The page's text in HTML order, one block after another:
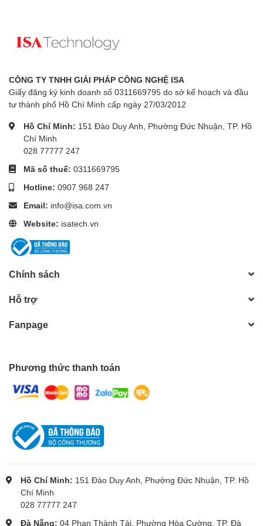
CÔNG TY TNHH GIẢI PHÁP CÔNG NGHỆ ISA
Giấy đăng ký kinh doanh số 0311669795 do sở kế hoạch và đầu
tư thành phố Hồ Chí Minh cấp ngày 27/03/2012
Hồ Chí Minh: 151 Đào Duy Anh, Phường Đức Nhuận, TP. Hồ
Chí Minh
028 77777 247
Mã số thuế: 0311669795
Hotline: 0907 968 247
Email: info@isa.com.vn
Website: isatech.vn
Chính sách
Hỗ trợ
Fanpage
Phương thức thanh toán
Hồ Chí Minh: 151 Đào Duy Anh, Phường Đức Nhuận, TP. Hồ
Chí Minh
028 77777 247
Đà Nẵng: 04 Phan Thành Tài, Phường Hòa Cường, TP. Đà